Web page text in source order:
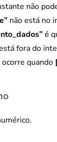
não
não está no
é
fora do
ocorre quando